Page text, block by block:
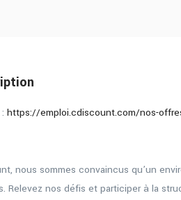
https://emploi.cdiscount.com/nos-
nous sommes convaincus qu’un
Relevez nos défis et participer à la